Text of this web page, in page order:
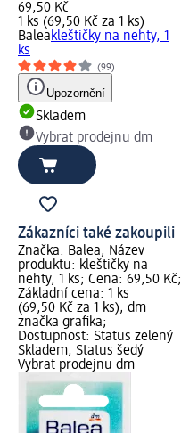
69,50 Kč
1 ks (69,50 Kč za 1 ks)
Baleakleštičky na nehty, 1
ks
(99)
Upozornění
Skladem
Vybrat prodejnu dm
Zákazníci také zakoupili
Značka: Balea; Název
produktu: kleštičky na
nehty, 1 ks; Cena: 69,50 Kč;
Základní cena: 1 ks
(69,50 Kč za 1 ks); dm
značka grafika;
Dostupnost: Status zelený
Skladem, Status šedý
Vybrat prodejnu dm